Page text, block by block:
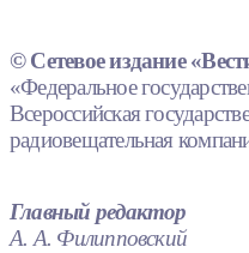
© Сетевое издание
«Федеральное
Всероссийская
радиовещательная
Главный редактор
А. А. Филипповский